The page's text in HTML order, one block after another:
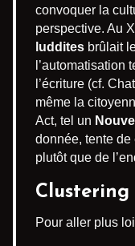
convoquer la
perspective. Au
luddites brûlait
l’automatisation
l’écriture (cf.
même la
Act, tel un
donnée, tente
plutôt que de
Pour aller plus